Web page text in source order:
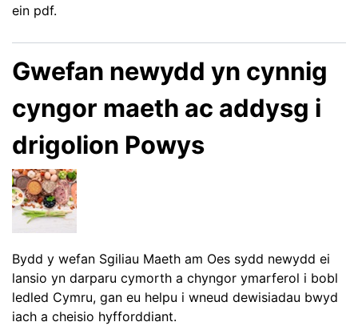
ein pdf.
Gwefan newydd yn cynnig
cyngor maeth ac addysg i
drigolion Powys
Bydd y wefan Sgiliau Maeth am Oes sydd newydd ei
lansio yn darparu cymorth a chyngor ymarferol i bobl
ledled Cymru, gan eu helpu i wneud dewisiadau bwyd
iach a cheisio hyfforddiant.